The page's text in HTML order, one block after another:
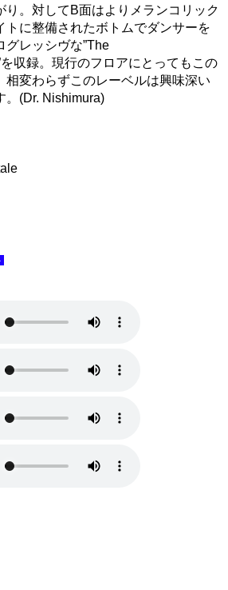
り。対してB面はよりメランコリック
トに整備されたボトムでダンサーを
グレッシヴな”The
を収録。現行のフロアにとってもこの
相変わらずこのレーベルは興味深い
。(Dr. Nishimura)